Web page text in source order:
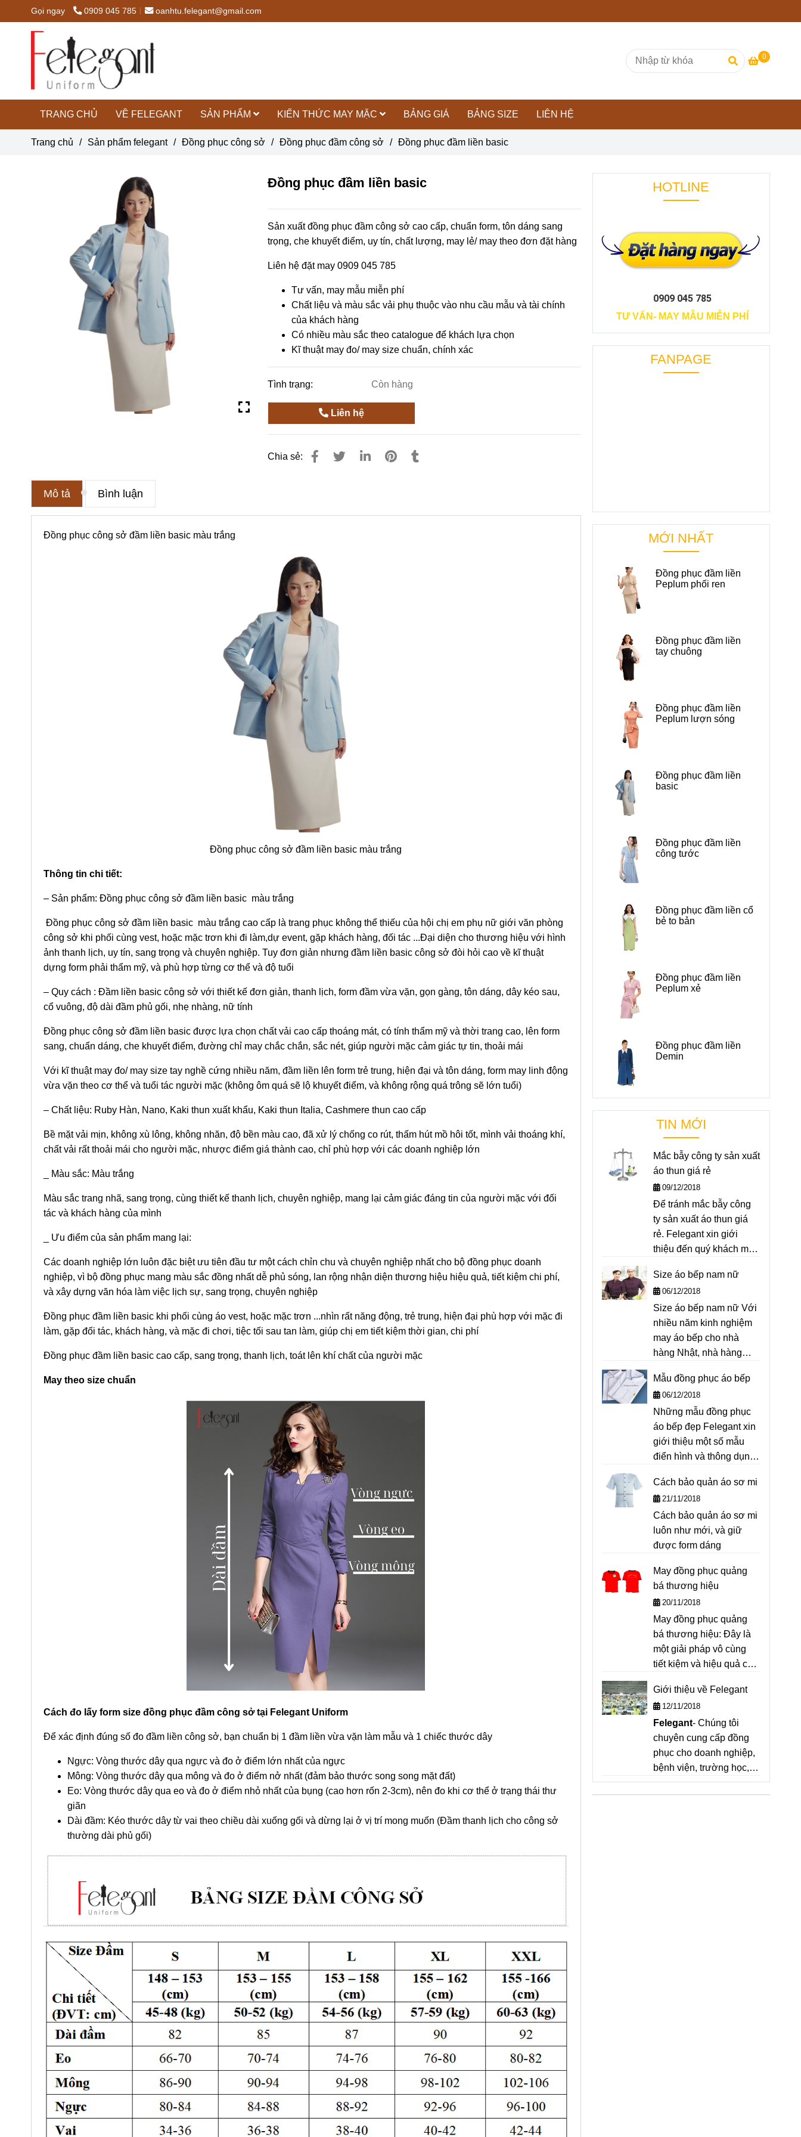
Gọi ngay 0909 045 785 oanhtu.felegant@gmail.com
0
TRANG CHỦ VỀ FELEGANT SẢN PHẨM KIẾN THỨC MAY MẶC BẢNG GIÁ BẢNG SIZE LIÊN HỆ
Trang chủ / Sản phẩm felegant / Đồng phục công sở / Đồng phục đầm công sở / Đồng phục đầm liền basic
Đồng phục đầm liền basic
Sản xuất đồng phục đầm công sở cao cấp, chuẩn form, tôn dáng sang
trọng, che khuyết điểm, uy tín, chất lượng, may lẻ/ may theo đơn đặt hàng
Liên hệ đặt may 0909 045 785
Tư vấn, may mẫu miễn phí
Chất liệu và màu sắc vải phụ thuộc vào nhu cầu mẫu và tài chính
của khách hàng
Có nhiều màu sắc theo catalogue để khách lựa chọn
Kĩ thuật may đo/ may size chuẩn, chính xác
Tình trạng: Còn hàng
Liên hệ
Chia sẻ:
Mô tả Bình luận
Đồng phục công sở đầm liền basic màu trắng
Đồng phục công sở đầm liền basic màu trắng
Thông tin chi tiết:
– Sản phẩm: Đồng phục công sở đầm liền basic màu trắng
Đồng phục công sở đầm liền basic màu trắng cao cấp là trang phục không thể thiếu của hội chị em phụ nữ giới văn phòng
công sở khi phối cùng vest, hoặc mặc trơn khi đi làm,dự event, gặp khách hàng, đối tác ...Đại diện cho thương hiệu với hình
ảnh thanh lịch, uy tín, sang trọng và chuyên nghiệp. Tuy đơn giản nhưng đầm liền basic công sở đòi hỏi cao về kĩ thuật
dựng form phải thẩm mỹ, và phù hợp từng cơ thể và độ tuổi
– Quy cách : Đầm liền basic công sở với thiết kế đơn giản, thanh lịch, form đầm vừa vặn, gọn gàng, tôn dáng, dây kéo sau,
cổ vuông, độ dài đầm phủ gối, nhẹ nhàng, nữ tính
Đồng phục công sở đầm liền basic được lựa chọn chất vải cao cấp thoáng mát, có tính thẩm mỹ và thời trang cao, lên form
sang, chuẩn dáng, che khuyết điểm, đường chỉ may chắc chắn, sắc nét, giúp người mặc cảm giác tự tin, thoải mái
Với kĩ thuật may đo/ may size tay nghề cứng nhiều năm, đầm liền lên form trẻ trung, hiện đại và tôn dáng, form may linh động
vừa vặn theo cơ thể và tuổi tác người mặc (không ôm quá sẽ lộ khuyết điểm, và không rộng quá trông sẽ lớn tuổi)
– Chất liệu: Ruby Hàn, Nano, Kaki thun xuất khẩu, Kaki thun Italia, Cashmere thun cao cấp
Bề mặt vải mịn, không xù lông, không nhăn, độ bền màu cao, đã xử lý chống co rút, thấm hút mồ hôi tốt, mình vải thoáng khí,
chất vải rất thoải mái cho người mặc, nhược điểm giá thành cao, chỉ phù hợp với các doanh nghiệp lớn
_ Màu sắc: Màu trắng
Màu sắc trang nhã, sang trọng, cùng thiết kế thanh lịch, chuyên nghiệp, mang lại cảm giác đáng tin của người mặc với đối
tác và khách hàng của mình
_ Ưu điểm của sản phẩm mang lại:
Các doanh nghiệp lớn luôn đặc biệt ưu tiên đầu tư một cách chỉn chu và chuyên nghiệp nhất cho bộ đồng phục doanh
nghiệp, vì bộ đồng phục mang màu sắc đồng nhất dễ phủ sóng, lan rộng nhận diện thương hiệu hiệu quả, tiết kiệm chi phí,
và xây dựng văn hóa làm việc lịch sự, sang trọng, chuyên nghiệp
Đồng phục đầm liền basic khi phối cùng áo vest, hoặc mặc trơn ...nhìn rất năng động, trẻ trung, hiện đại phù hợp với mặc đi
làm, gặp đối tác, khách hàng, và mặc đi chơi, tiệc tối sau tan làm, giúp chị em tiết kiệm thời gian, chi phí
Đồng phục đầm liền basic cao cấp, sang trọng, thanh lịch, toát lên khí chất của người mặc
May theo size chuẩn
Cách đo lấy form size đồng phục đầm công sở tại Felegant Uniform
Để xác định đúng số đo đầm liền công sở, bạn chuẩn bị 1 đầm liền vừa vặn làm mẫu và 1 chiếc thước dây
Ngực: Vòng thước dây qua ngực và đo ở điểm lớn nhất của ngực
Mông: Vòng thước dây qua mông và đo ở điểm nở nhất (đảm bảo thước song song mặt đất)
Eo: Vòng thước dây qua eo và đo ở điểm nhỏ nhất của bụng (cao hơn rốn 2-3cm), nên đo khi cơ thể ở trạng thái thư
giãn
Dài đầm: Kéo thước dây từ vai theo chiều dài xuống gối và dừng lại ở vị trí mong muốn (Đầm thanh lịch cho công sở
thường dài phủ gối)
HOTLINE
0909 045 785
TƯ VẤN- MAY MẪU MIỄN PHÍ
FANPAGE
MỚI NHẤT
Đồng phục đầm liền
Peplum phối ren
Đồng phục đầm liền
tay chuông
Đồng phục đầm liền
Peplum lượn sóng
Đồng phục đầm liền
basic
Đồng phục đầm liền
công tước
Đồng phục đầm liền cổ
bẻ to bản
Đồng phục đầm liền
Peplum xẻ
Đồng phục đầm liền
Demin
TIN MỚI
Mắc bẫy công ty sản xuất
áo thun giá rẻ
09/12/2018
Để tránh mắc bẫy công
ty sản xuất áo thun giá
rẻ. Felegant xin giới
thiệu đến quý khách một
áo thun giá rẻ, chất
lượng "rởm"
Size áo bếp nam nữ
06/12/2018
Size áo bếp nam nữ Với
nhiều năm kinh nghiệm
may áo bếp cho nhà
hàng Nhật, nhà hàng
nghiệp...Felegant xin
giới thiệu để quý khách
hàng bộ Size áo bếp
nam nữ chuẩn nhất để
tham khảo.
Mẫu đồng phục áo bếp
06/12/2018
Những mẫu đồng phục
áo bếp đẹp Felegant xin
giới thiệu một số mẫu
điển hình và thông dụng
tiện tham khảo
Cách bảo quản áo sơ mi
21/11/2018
Cách bảo quản áo sơ mi
luôn như mới, và giữ
được form dáng
May đồng phục quảng
bá thương hiệu
20/11/2018
May đồng phục quảng
bá thương hiệu: Đây là
một giải pháp vô cùng
tiết kiệm và hiệu quả cho
hiệu nhanh chóng và
phủ rộng
Giới thiệu về Felegant
12/11/2018
Felegant- Chúng tôi
chuyên cung cấp đồng
phục cho doanh nghiệp,
bệnh viện, trường học,
nhà hàng - khách sạn.
Tư vấn, may mẫu hoàn